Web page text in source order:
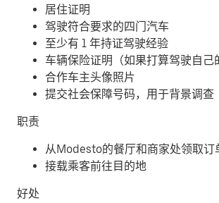
居住证明
驾驶符合要求的四门汽车
至少有 1 年持证驾驶经验
车辆保险证明（如果打算驾驶自己
合作车主头像照片
提交社会保障号码，用于背景调查
职责
从Modesto的餐厅和商家处领取订
接载乘客前往目的地
好处